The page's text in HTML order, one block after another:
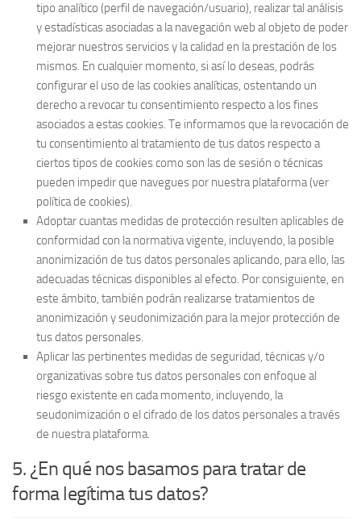
tipo analítico (perfil de navegación/usuario), realizar tal análisis
y estadísticas asociadas a la navegación web al objeto de poder
mejorar nuestros servicios y la calidad en la prestación de los
mismos. En cualquier momento, si así lo deseas, podrás
configurar el uso de las cookies analíticas, ostentando un
derecho a revocar tu consentimiento respecto a los fines
asociados a estas cookies. Te informamos que la revocación de
tu consentimiento al tratamiento de tus datos respecto a
ciertos tipos de cookies como son las de sesión o técnicas
pueden impedir que navegues por nuestra plataforma (ver
política de cookies).
Adoptar cuantas medidas de protección resulten aplicables de
conformidad con la normativa vigente, incluyendo, la posible
anonimización de tus datos personales aplicando, para ello, las
adecuadas técnicas disponibles al efecto. Por consiguiente, en
este ámbito, también podrán realizarse tratamientos de
anonimización y seudonimización para la mejor protección de
tus datos personales.
Aplicar las pertinentes medidas de seguridad, técnicas y/o
organizativas sobre tus datos personales con enfoque al
riesgo existente en cada momento, incluyendo, la
seudonimización o el cifrado de los datos personales a través
de nuestra plataforma.
5. ¿En qué nos basamos para tratar de
forma legítima tus datos?